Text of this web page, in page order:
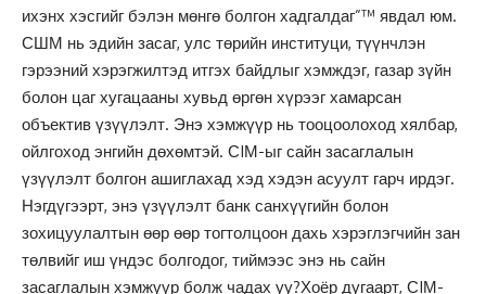
ихэнх хэсгийг бэлэн мөнгө болгон хадгалдаг”™ явдал юм.
СШМ нь эдийн засаг, улс төрийн институци, түүнчлэн
гэрээний хэрэгжилтэд итгэх байдлыг хэмждэг, газар зүйн
болон цаг хугацааны хувьд өргөн хүрээг хамарсан
объектив үзүүлэлт. Энэ хэмжүүр нь тооцоолоход хялбар,
ойлгоход энгийн дөхөмтэй. СIМ-ыг сайн засаглалын
үзүүлэлт болгон ашиглахад хэд хэдэн асуулт гарч ирдэг.
Нэгдүгээрт, энэ үзүүлэлт банк санхүүгийн болон
зохицуулалтын өөр өөр тогтолцоон дахь хэрэглэгчийн зан
төлвийг иш үндэс болгодог, тиймээс энэ нь сайн
засаглалын хэмжүүр болж чадах уу?Хоёр дугаарт, СIМ-